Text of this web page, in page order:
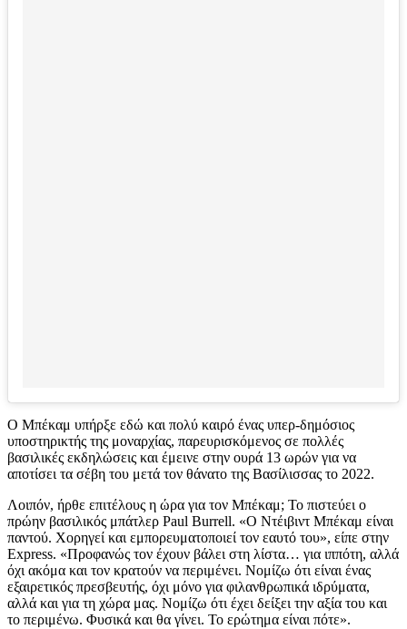
Ο Μπέκαμ υπήρξε εδώ και πολύ καιρό ένας υπερ-δημόσιος
υποστηρικτής της μοναρχίας, παρευρισκόμενος σε πολλές
βασιλικές εκδηλώσεις και έμεινε στην ουρά 13 ωρών για να
αποτίσει τα σέβη του μετά τον θάνατο της Βασίλισσας το 2022.
Λοιπόν, ήρθε επιτέλους η ώρα για τον Μπέκαμ; Το πιστεύει ο
πρώην βασιλικός μπάτλερ Paul Burrell. «Ο Ντέιβιντ Μπέκαμ είναι
παντού. Χορηγεί και εμπορευματοποιεί τον εαυτό του», είπε στην
Express. «Προφανώς τον έχουν βάλει στη λίστα… για ιππότη, αλλά
όχι ακόμα και τον κρατούν να περιμένει. Νομίζω ότι είναι ένας
εξαιρετικός πρεσβευτής, όχι μόνο για φιλανθρωπικά ιδρύματα,
αλλά και για τη χώρα μας. Νομίζω ότι έχει δείξει την αξία του και
το περιμένω. Φυσικά και θα γίνει. Το ερώτημα είναι πότε».